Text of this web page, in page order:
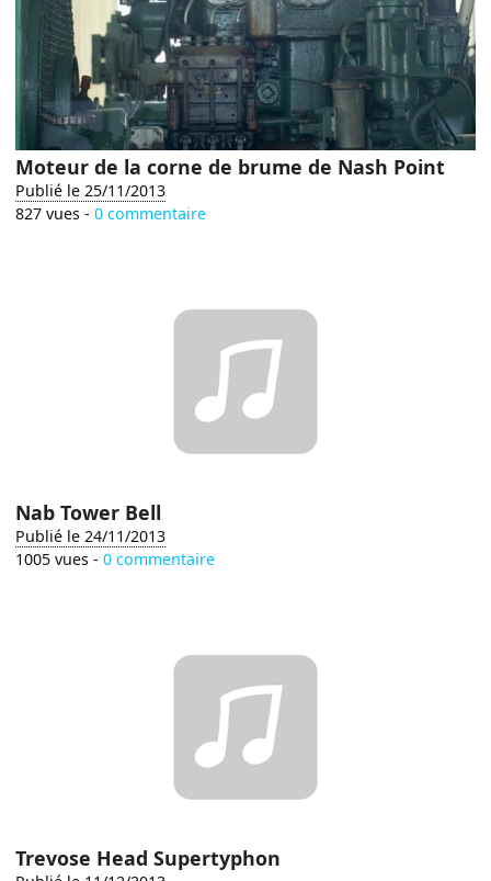
Moteur de la corne de brume de Nash Point
Publié le 25/11/2013
827 vues -0 commentaire
Nab Tower Bell
Publié le 24/11/2013
1005 vues -0 commentaire
Trevose Head Supertyphon